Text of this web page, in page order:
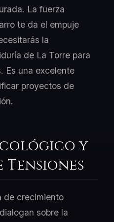
La fuerza
te da el empuje
la
de La Torre para
Es una excelente
proyectos de
y
Tensiones
de crecimiento
sobre la